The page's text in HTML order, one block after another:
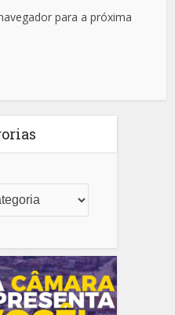
para a próxima